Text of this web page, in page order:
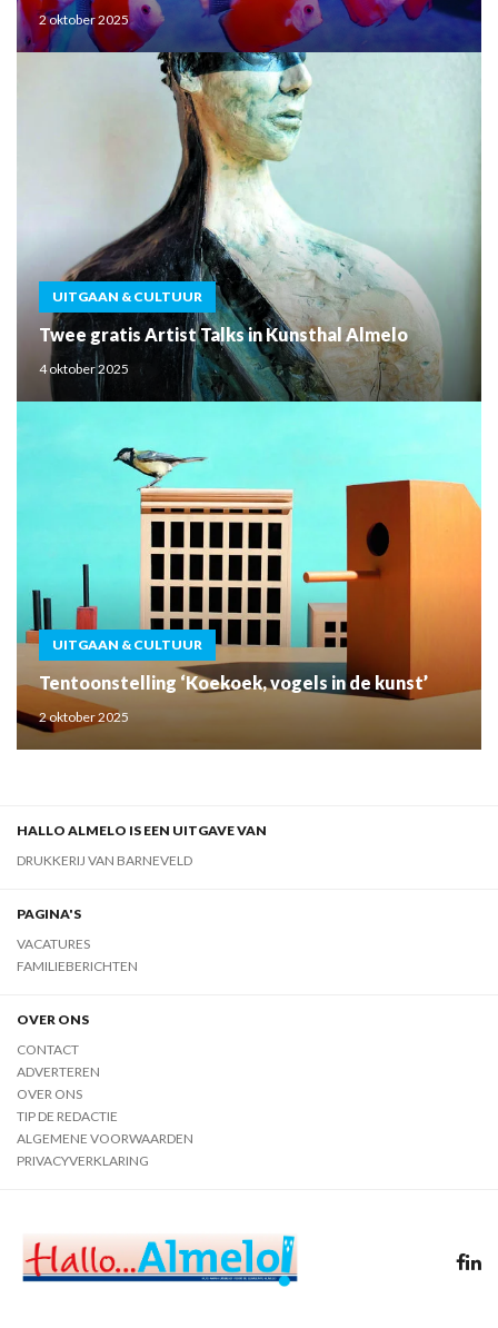
2 oktober 2025
UITGAAN & CULTUUR
Twee gratis Artist Talks in Kunsthal Almelo
4 oktober 2025
UITGAAN & CULTUUR
Tentoonstelling ‘Koekoek, vogels in de kunst’
2 oktober 2025
HALLO ALMELO IS EEN UITGAVE VAN
DRUKKERIJ VAN BARNEVELD
PAGINA'S
VACATURES
FAMILIEBERICHTEN
OVER ONS
CONTACT
ADVERTEREN
OVER ONS
TIP DE REDACTIE
ALGEMENE VOORWAARDEN
PRIVACYVERKLARING